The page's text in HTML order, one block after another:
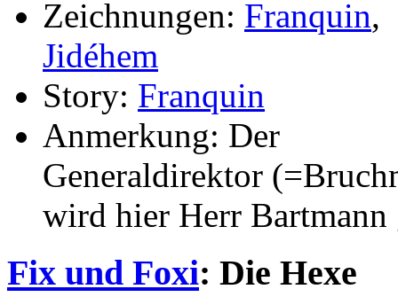
Zeichnungen: Franquin,
Jidéhem
Story: Franquin
Anmerkung: Der
Generaldirektor
wird hier Herr Bartmann
Fix und Foxi: Die Hexe